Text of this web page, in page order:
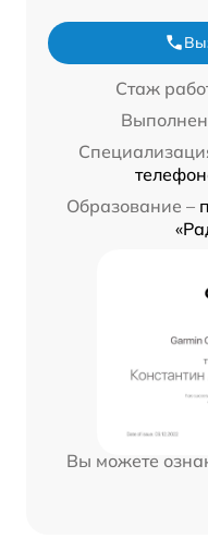
Стаж
Образование –
Вы можете